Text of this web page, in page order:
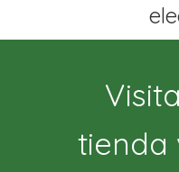
tienda